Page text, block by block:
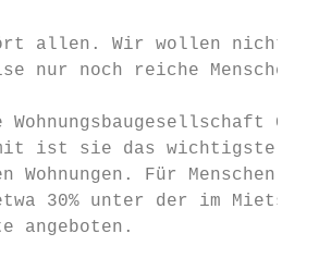
allen. Wir wollen nicht,
nur noch reiche Menschen
ist sie das wichtigste
Wohnungen. Für Menschen
30% unter der im
angeboten.